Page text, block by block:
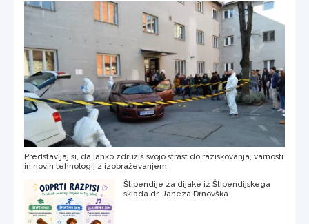
Predstavljaj si, da lahko združiš svojo strast do raziskovanja, varnosti
in novih tehnologij z izobraževanjem
Štipendije za dijake iz Štipendijskega
sklada dr. Janeza Drnovška